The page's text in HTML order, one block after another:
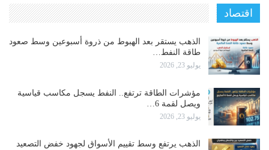
اقتصاد
الذهب يستقر بعد الهبوط من ذروة أسبوعين وسط صعود
طاقة النفط…
يوليو 23, 2026
مؤشرات الطاقة ترتفع.. النفط يسجل مكاسب قياسية
ويصل لقمة 6…
يوليو 23, 2026
الذهب يرتفع وسط تقييم الأسواق لجهود خفض التصعيد